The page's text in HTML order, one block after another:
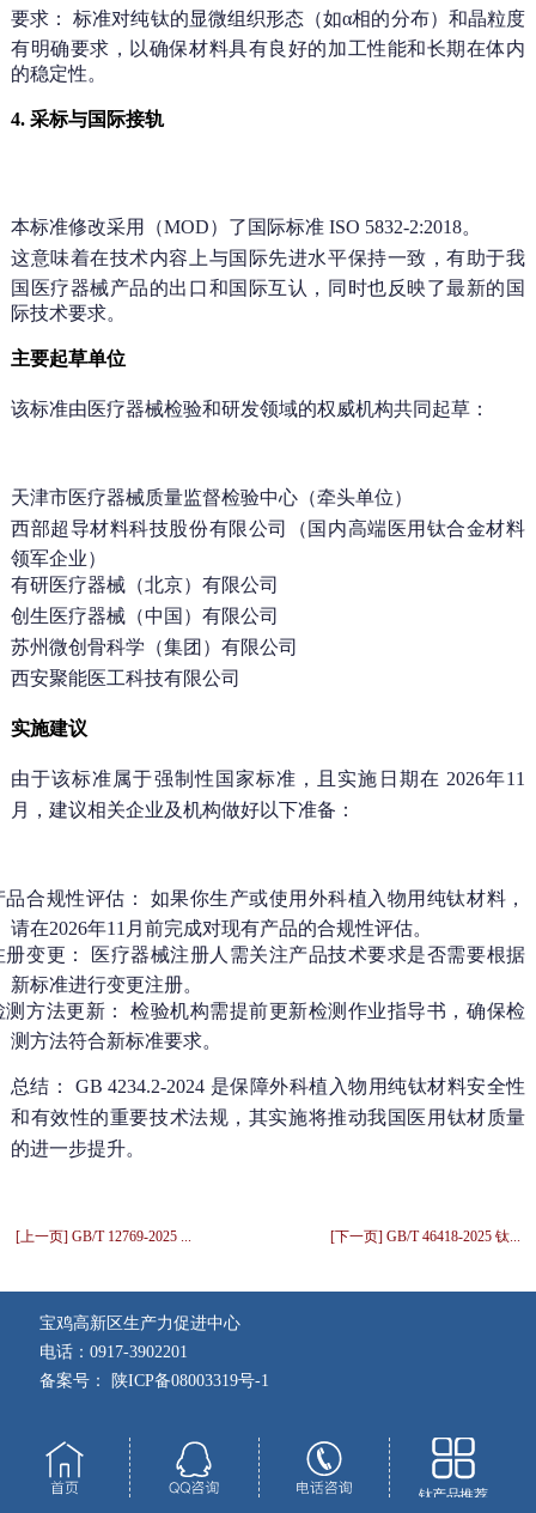
要求： 标准对纯钛的显微组织形态（如α相的分布）和晶粒度
有明确要求，以确保材料具有良好的加工性能和长期在体内
的稳定性。
4. 采标与国际接轨
本标准修改采用（MOD） 了国际标准 ISO 5832-2:2018。
这意味着在技术内容上与国际先进水平保持一致，有助于我
国医疗器械产品的出口和国际互认，同时也反映了最新的国
际技术要求。
主要起草单位
该标准由医疗器械检验和研发领域的权威机构共同起草：
天津市医疗器械质量监督检验中心（牵头单位）
西部超导材料科技股份有限公司
（国内高端医用钛合金材料
领军企业）
有研医疗器械（北京）有限公司
创生医疗器械（中国）有限公司
苏州微创骨科学（集团）有限公司
西安聚能医工科技有限公司
实施建议
由于该标准属于强制性国家标准 ，且实施日期在 2026年11
月
，建议相关企业及机构做好以下准备：
品合规性评估： 如果你生产或使用外科植入物用纯钛材料，
请在2026年11月前完成对现有产品的合规性评估。
册变更： 医疗器械注册人需关注产品技术要求是否需要根据
新标准进行变更注册。
测方法更新： 检验机构需提前更新检测作业指导书，确保检
测方法符合新标准要求。
总结 ： GB 4234.2-2024 是保障外科植入物用纯钛材料安全性
和有效性的重要技术法规 ，其实施将推动我国医 用 钛材质量
的进一步提升。
[上一页] GB/T 12769-2025 ... [下一页] GB/T 46418-2025 钛...
宝鸡高新区生产力促进中心
电话：0917-3902201
备案号： 陕ICP备08003319号-1